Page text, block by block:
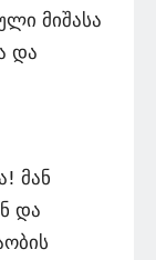
მიშასა
და
მან
და